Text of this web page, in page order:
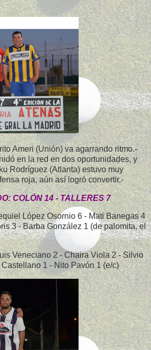
Ameri (Unión) va agarrando ritmo.-
en la red en dos oportunidades, y
Rodríguez (Atlanta) estuvo muy
roja, aún así logró convertir.-
COLÓN 14 - TALLERES 7
López Osornio 6 - Mati Banegas 4
3 - Barba González 1 (de palomita, el
Veneciano 2 - Chaira Viola 2 - Silvio
1 - Nito Pavón 1 (e/c)